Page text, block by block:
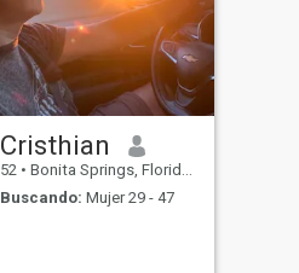
Cristhian
52 • Bonita Springs, Florida, Estados Unidos
Buscando: Mujer 29 - 47